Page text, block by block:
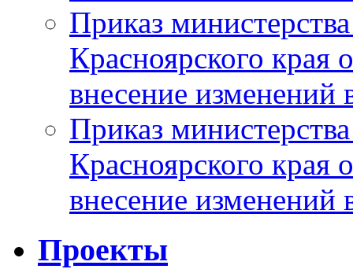
Приказ
Красноярского
внесение изменений
Приказ
Красноярского
внесение изменений
Проекты